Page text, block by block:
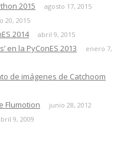
2015 agosto 17, 2015
20, 2015
2014 abril 9, 2015
en la PyConES 2013
enero 7,
de imágenes de Catchoom
Flumotion junio 28, 2012
9, 2009